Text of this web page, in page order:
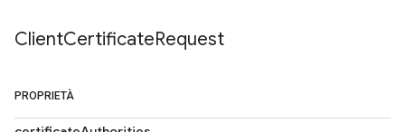
ClientCertificateRequest
PROPRIETÀ